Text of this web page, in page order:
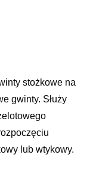
stożkowe na
gwinty. Służy
lub wtykowy.